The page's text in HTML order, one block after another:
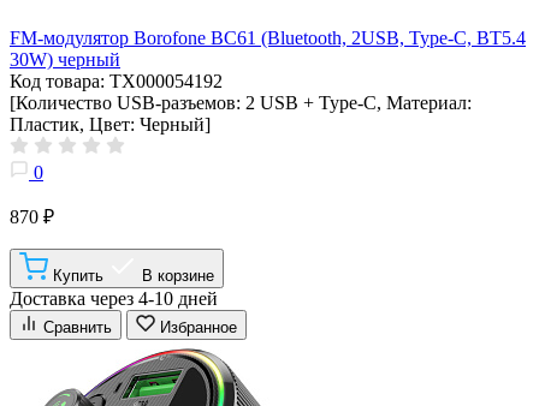
FM-модулятор Borofone BC61 (Bluetooth, 2USB, Type-C, BT5.4
30W) черный
Код товара: ТХ000054192
[Количество USB-разъемов: 2 USB + Type-C, Материал:
Пластик, Цвет: Черный]
0
870 ₽
Купить В корзине
Доставка через 4-10 дней
Сравнить Избранное